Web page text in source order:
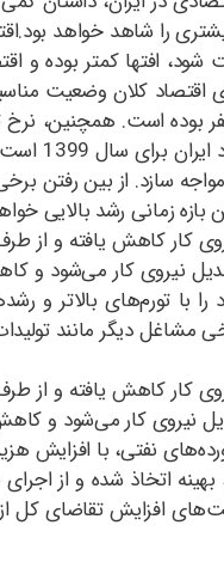
را شاهد خواهد
افتها کمتر بوده و
کلان وضعیت مناسبی
است. از سوی
مواجه سازد. از بین
زمانی رشد بالایی
کاهش یافته و از طرف
کار می‌شود و کاهش
تورم‌های بالاتر و
دیگر مانند تولیدات
کاهش یافته و از طرف
کار می‌شود و کاهش
نفتی، با افزایش
اتخاذ شده و از
افزایش تقاضای کل